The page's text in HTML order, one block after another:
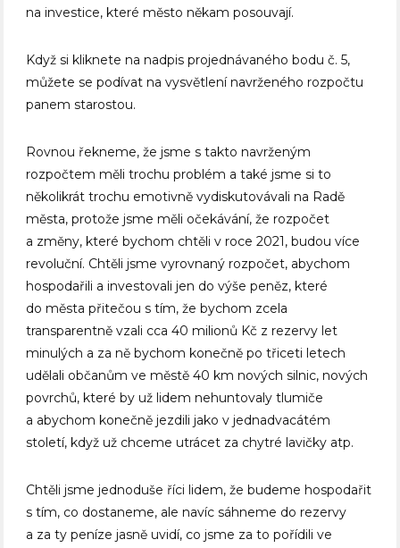
na investice, které město někam posouvají.
Když si kliknete na nadpis projednávaného bodu č. 5,
můžete se podívat na vysvětlení navrženého rozpočtu
panem starostou.
Rovnou řekneme, že jsme s takto navrženým
rozpočtem měli trochu problém a také jsme si to
několikrát trochu emotivně vydiskutovávali na Radě
města, protože jsme měli očekávání, že rozpočet
a změny, které bychom chtěli v roce 2021, budou více
revoluční. Chtěli jsme vyrovnaný rozpočet, abychom
hospodařili a investovali jen do výše peněz, které
do města přitečou s tím, že bychom zcela
transparentně vzali cca 40 milionů Kč z rezervy let
minulých a za ně bychom konečně po třiceti letech
udělali občanům ve městě 40 km nových silnic, nových
povrchů, které by už lidem nehuntovaly tlumiče
a abychom konečně jezdili jako v jednadvacátém
století, když už chceme utrácet za chytré lavičky atp.
Chtěli jsme jednoduše říci lidem, že budeme hospodařit
s tím, co dostaneme, ale navíc sáhneme do rezervy
a za ty peníze jasně uvidí, co jsme za to pořídili ve